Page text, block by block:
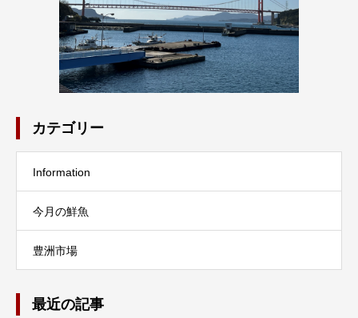
カテゴリー
Information
今月の鮮魚
豊洲市場
最近の記事